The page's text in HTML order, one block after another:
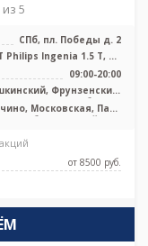
5
СПб, пл. Победы д. 2
Ingenia 1.5 Т, КТ
One 640 срезов ...
09:00-20:00
Фрунзенский,
Лен. область
Московская, Парк
Победы, Дунайская
от 8500 pуб.